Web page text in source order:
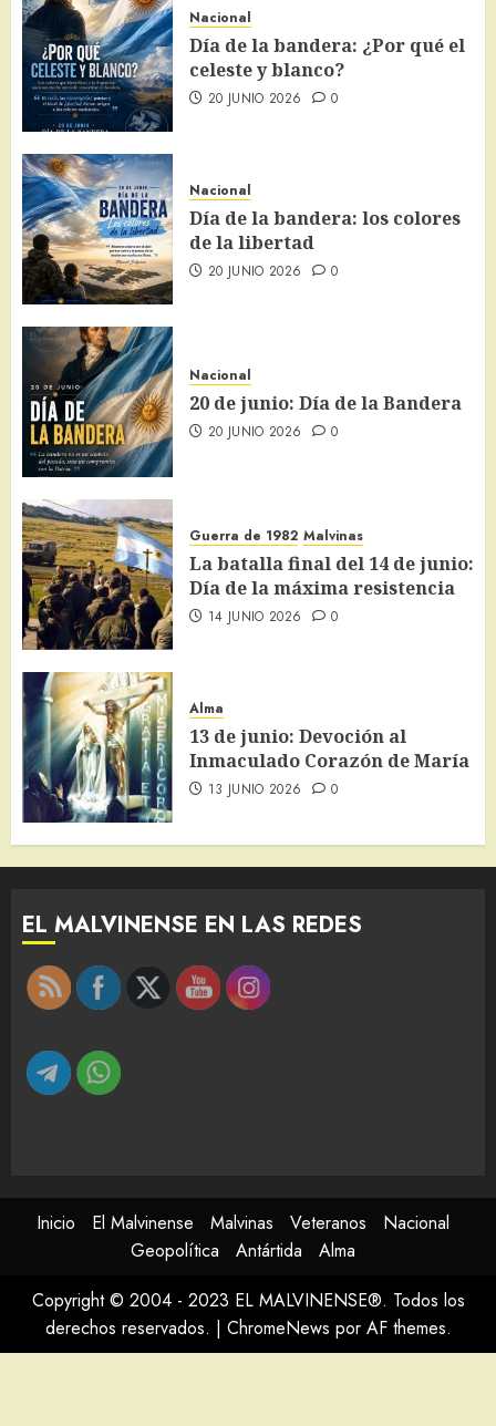
Nacional
Día de la bandera: ¿Por qué el
celeste y blanco?
20 JUNIO 2026 0
Nacional
Día de la bandera: los colores
de la libertad
20 JUNIO 2026 0
Nacional
20 de junio: Día de la Bandera
20 JUNIO 2026 0
Guerra de 1982 Malvinas
La batalla final del 14 de junio:
Día de la máxima resistencia
14 JUNIO 2026 0
Alma
13 de junio: Devoción al
Inmaculado Corazón de María
13 JUNIO 2026 0
EL MALVINENSE EN LAS REDES
Inicio El Malvinense Malvinas Veteranos
Nacional
Geopolítica
Antártida
Alma
Copyright © 2004 - 2023 EL MALVINENSE®. Todos los
derechos reservados. | ChromeNews por AF themes.